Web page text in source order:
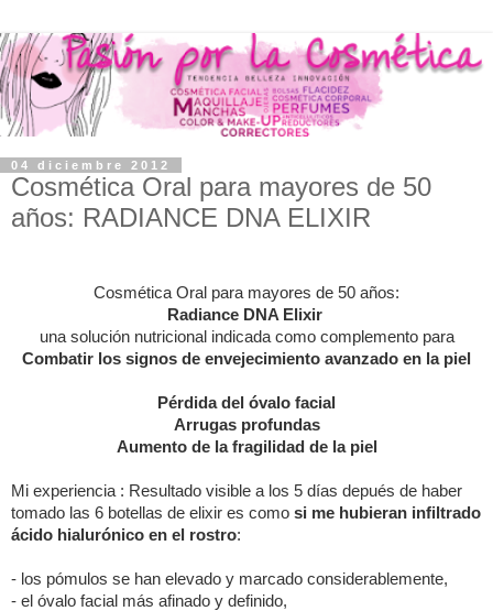
04 diciembre 2012
Cosmética Oral para mayores de 50
años: RADIANCE DNA ELIXIR
Cosmética Oral para mayores de 50 años:
Radiance DNA Elixir
una solución nutricional indicada como complemento para
Combatir los signos de envejecimiento avanzado en la piel
Pérdida del óvalo facial
Arrugas profundas
Aumento de la fragilidad de la piel
Mi experiencia : Resultado visible a los 5 días depués de haber
tomado las 6 botellas de elixir es como si me hubieran infiltrado
ácido hialurónico en el rostro:
- los pómulos se han elevado y marcado considerablemente,
- el óvalo facial más afinado y definido,